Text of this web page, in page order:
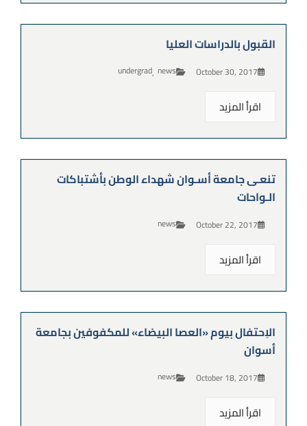
القبول بالدراسات العليا
October 30, 2017
news
,
undergrad
اقرأ المزيد
تنعـى جامعة أسـوان شهداء الوطن بأشتباكات
الـواحات
October 22, 2017
news
اقرأ المزيد
الاِحتفال بيوم «العصا البيضاء» للمكفوفين بجامعة
أسوان
October 18, 2017
news
اقرأ المزيد